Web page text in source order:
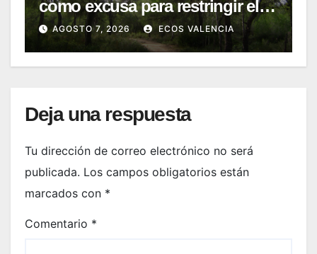
como excusa para restringir el
acceso a La Vallesa
AGOSTO 7, 2026 ECOS VALENCIA
Deja una respuesta
Tu dirección de correo electrónico no será
publicada. Los campos obligatorios están
marcados con *
Comentario *